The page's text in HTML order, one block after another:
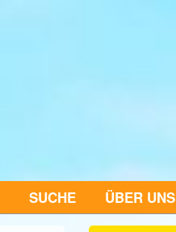
SUCHE ÜBER UNS